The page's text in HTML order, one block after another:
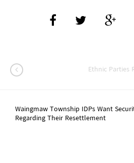
Ethnic Parties
Waingmaw Township IDPs Want
Regarding Their Resettlement